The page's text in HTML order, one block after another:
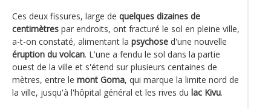
Ces deux fissures, large de quelques dizaines de
centimètres par endroits, ont fracturé le sol en pleine ville,
a-t-on constaté, alimentant la psychose d'une nouvelle
éruption du volcan. L'une a fendu le sol dans la partie
ouest de la ville et s'étend sur plusieurs centaines de
mètres, entre le mont Goma, qui marque la limite nord de
la ville, jusqu'à l'hôpital général et les rives du lac Kivu.